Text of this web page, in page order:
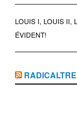
LOUIS I, LOUIS II,
ÉVIDENT!